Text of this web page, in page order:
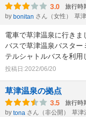
3.0 旅行時
by bonitan さん（女性） 草
電車で草津温泉に行きま
バスで草津温泉バスター
テルシャトルバスを利用
投稿日:2022/06/20
草津温泉の拠点
3.5 旅行時
by tona さん（非公開） 草津